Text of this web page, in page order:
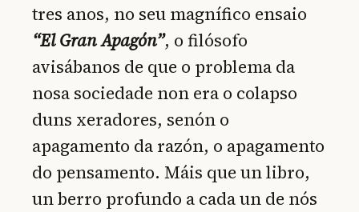
tres anos, no seu magnífico ensaio
“El Gran Apagón”, o filósofo
avisábanos de que o problema da
nosa sociedade non era o colapso
duns xeradores, senón o
apagamento da razón, o apagamento
do pensamento. Máis que un libro,
un berro profundo a cada un de nós